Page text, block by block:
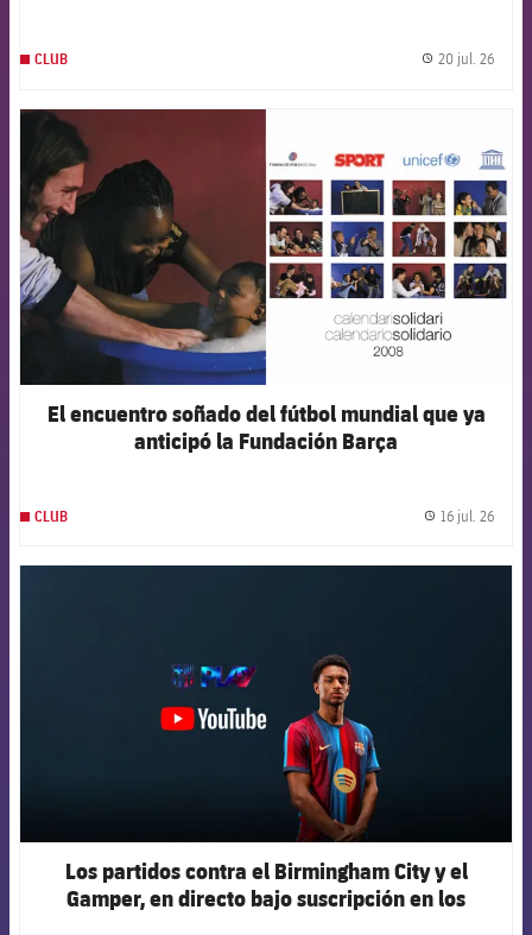
CLUB 20 jul. 26
El encuentro soñado del fútbol mundial que ya
anticipó la Fundación Barça
CLUB 16 jul. 26
Los partidos contra el Birmingham City y el
Gamper, en directo bajo suscripción en los